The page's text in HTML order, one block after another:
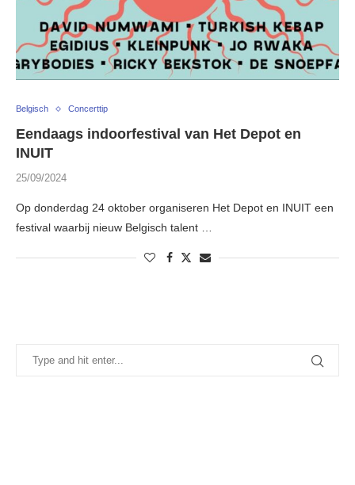
Belgisch Concerttip
Eendaags indoorfestival van Het Depot en
INUIT
25/09/2024
Op donderdag 24 oktober organiseren Het Depot en INUIT een
festival waarbij nieuw Belgisch talent …